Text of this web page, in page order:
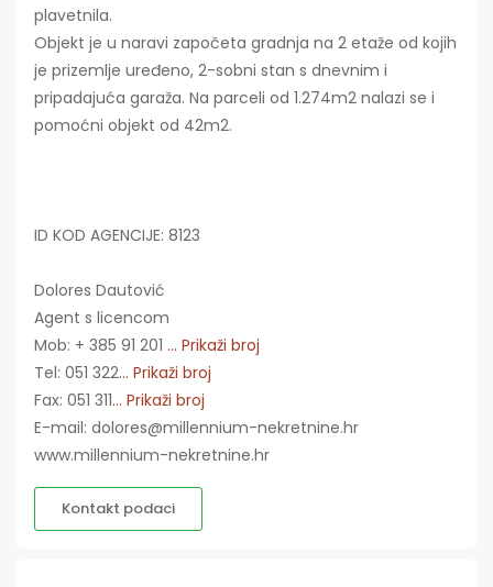
plavetnila.
Objekt je u naravi započeta gradnja na 2 etaže od kojih
je prizemlje uređeno, 2-sobni stan s dnevnim i
pripadajuća garaža. Na parceli od 1.274m2 nalazi se i
pomoćni objekt od 42m2.
ID KOD AGENCIJE: 8123
Dolores Dautović
Agent s licencom
Mob: + 385 91 201 ... Prikaži broj
Tel: 051 322... Prikaži broj
Fax: 051 311... Prikaži broj
E-mail: dolores@millennium-nekretnine.hr
www.millennium-nekretnine.hr
Kontakt podaci